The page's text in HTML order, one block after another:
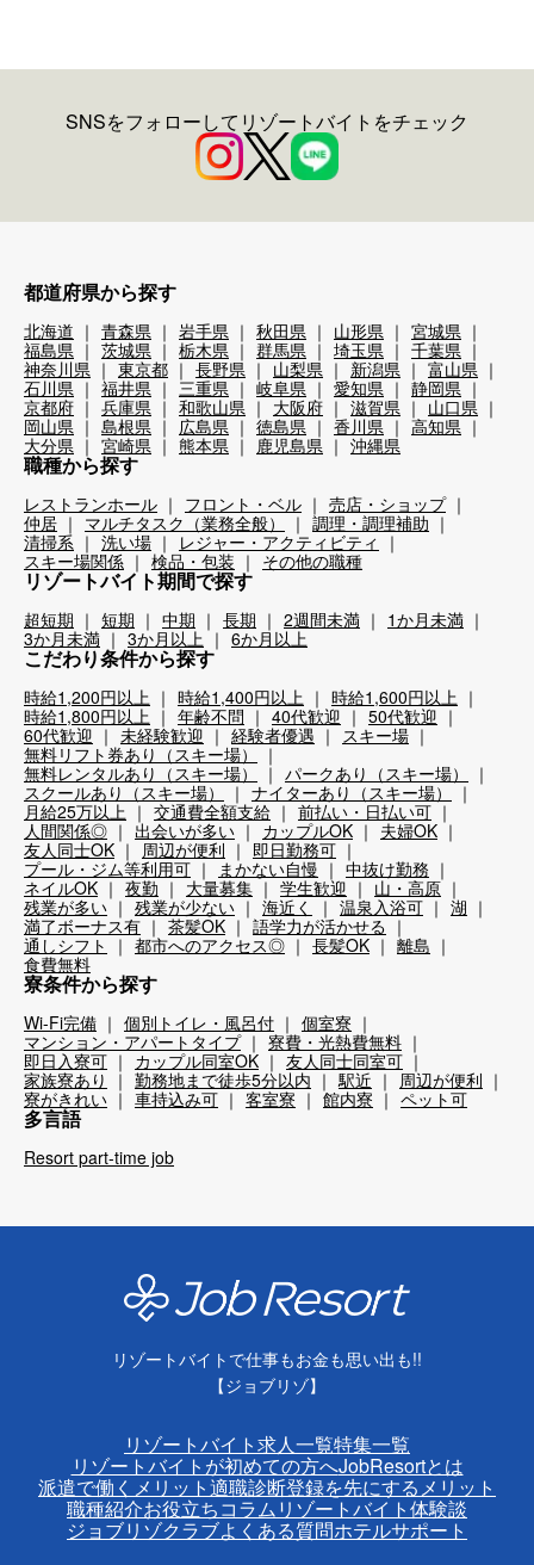
SNSをフォローしてリゾートバイトをチェック
都道府県から探す
北海道 青森県 岩手県 秋田県 山形県
宮城県
福島県
茨城県 栃木県 群馬県 埼玉県
千葉県
神奈川県
東京都 長野県 山梨県 新潟県
富山県
石川県
福井県 三重県 岐阜県 愛知県
静岡県
京都府
兵庫県 和歌山県 大阪府 滋賀県
山口県
岡山県
島根県 広島県 徳島県 香川県
高知県
大分県
宮崎県 熊本県 鹿児島県 沖縄県
職種から探す
レストランホール フロント・ベル
売店・ショップ
仲居
マルチタスク（業務全般）
調理・調理補助
清掃系
洗い場
レジャー・アクティビティ
スキー場関係
検品・包装 その他の職種
リゾートバイト期間で探す
超短期 短期 中期 長期 2週間未満
1か月未満
3か月未満
3か月以上 6か月以上
こだわり条件から探す
時給1,200円以上 時給1,400円以上
時給1,600円以上
時給1,800円以上
年齢不問 40代歓迎
50代歓迎
60代歓迎
未経験歓迎 経験者優遇
スキー場
無料リフト券あり（スキー場）
無料レンタルあり（スキー場）
パークあり（スキー場）
スクールあり（スキー場）
ナイターあり（スキー場）
月給25万以上
交通費全額支給
前払い・日払い可
人間関係◎
出会いが多い カップルOK
夫婦OK
友人同士OK
周辺が便利
即日勤務可
プール・ジム等利用可
まかない自慢
中抜け勤務
ネイルOK
夜勤 大量募集 学生歓迎
山・高原
残業が多い
残業が少ない 海近く 温泉入浴可
湖
満了ボーナス有
茶髪OK
語学力が活かせる
通しシフト
都市へのアクセス◎ 長髪OK
離島
食費無料
寮条件から探す
Wi-Fi完備 個別トイレ・風呂付
個室寮
マンション・アパートタイプ
寮費・光熱費無料
即日入寮可
カップル同室OK
友人同士同室可
家族寮あり
勤務地まで徒歩5分以内 駅近
周辺が便利
寮がきれい
車持込み可 客室寮 館内寮 ペット可
多言語
Resort part-time job
リゾートバイトで仕事もお金も思い出も!!
【ジョブリゾ】
リゾートバイト求人一覧特集一覧
リゾートバイトが初めての方へJobResortとは
派遣で働くメリット適職診断登録を先にするメリット
職種紹介お役立ちコラムリゾートバイト体験談
ジョブリゾクラブよくある質問ホテルサポート